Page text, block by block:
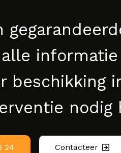
beschikking
nodig
24 Contacteer